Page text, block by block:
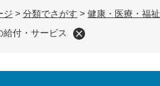
ジ > 分類でさがす > 健康・医療・福祉
給付・サービス